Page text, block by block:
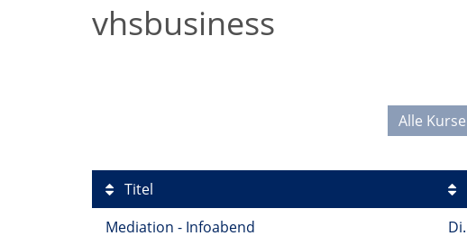
vhsbusiness
Alle Kurse
Titel
Mediation - Infoabend
Di.